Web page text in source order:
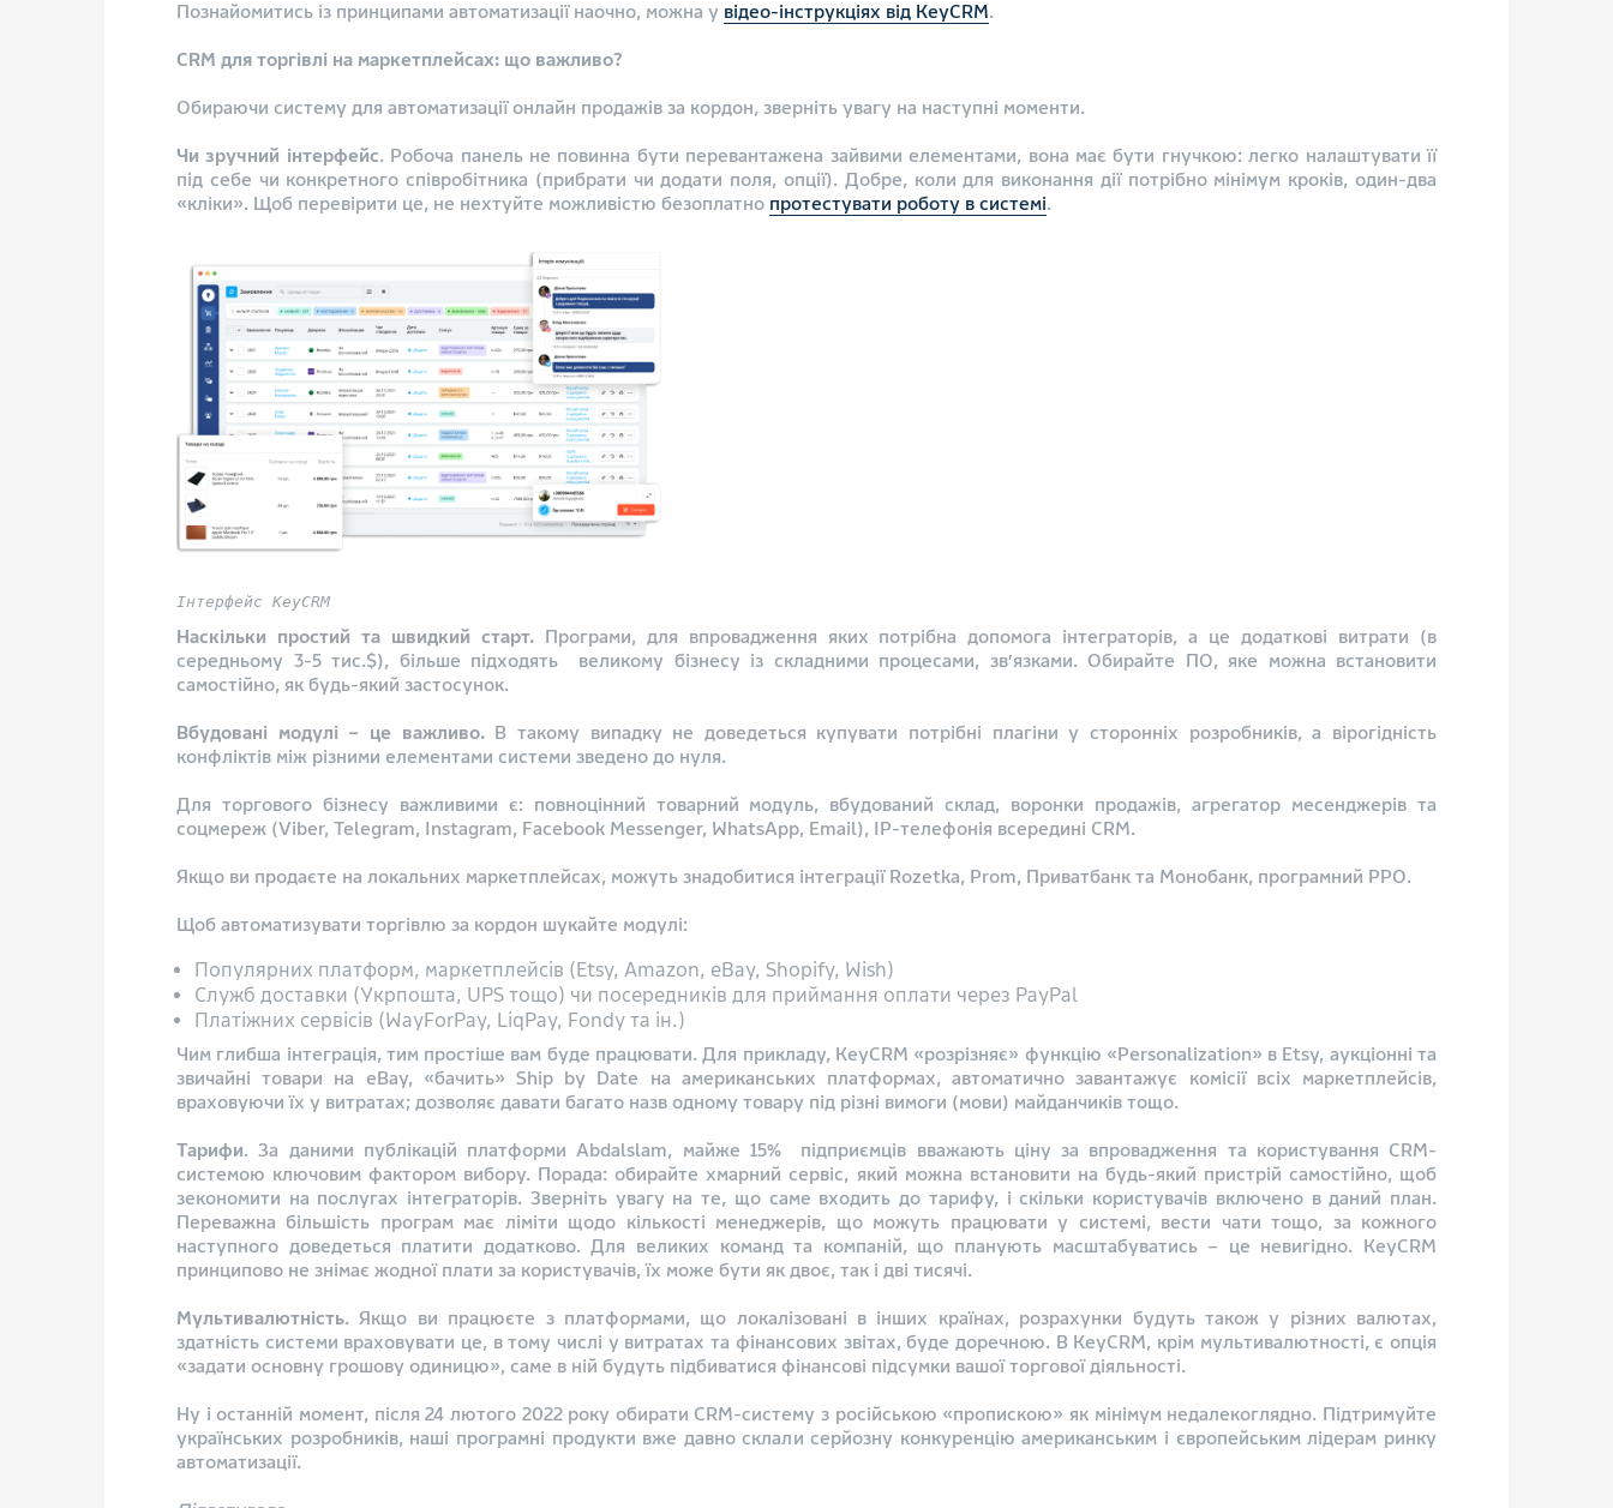
Познайомитись із принципами автоматизації наочно, можна у відео-інструкціях від KeyCRM.
CRM для торгівлі на маркетплейсах: що важливо?
Обираючи систему для автоматизації онлайн продажів за кордон, зверніть увагу на наступні моменти.
Чи зручний інтерфейс. Робоча панель не повинна бути перевантажена зайвими елементами, вона має бути гнучкою: легко налаштувати її
під себе чи конкретного співробітника (прибрати чи додати поля, опції). Добре, коли для виконання дії потрібно мінімум кроків, один-два
«кліки». Щоб перевірити це, не нехтуйте можливістю безоплатно протестувати роботу в системі.
Інтерфейс KeyCRM
Наскільки простий та швидкий старт.Програми, для впровадження яких потрібна допомога інтеграторів, а це додаткові витрати (в
середньому 3-5 тис.$), більше підходять великому бізнесу із складними процесами, зв’язками. Обирайте ПО, яке можна встановити
самостійно, як будь-який застосунок.
Вбудовані модулі – це важливо. В такому випадку не доведеться купувати потрібні плагіни у сторонніх розробників, а вірогідність
конфліктів між різними елементами системи зведено до нуля.
Для торгового бізнесу важливими є: повноцінний товарний модуль, вбудований склад, воронки продажів, агрегатор месенджерів та
соцмереж (Viber, Telegram, Instagram, Facebook Messenger, WhatsApp, Email), IP-телефонія всередині CRM.
Якщо ви продаєте на локальних маркетплейсах, можуть знадобитися інтеграції Rozetka, Prom, Приватбанк та Монобанк, програмний РРО.
Щоб автоматизувати торгівлю за кордон шукайте модулі:
Популярних платформ, маркетплейсів (Etsy, Amazon, eBay, Shopify, Wish)
Служб доставки (Укрпошта, UPS тощо) чи посередників для приймання оплати через PayPal
Платіжних сервісів (WayForPay, LiqPay, Fondy та ін.)
Чим глибша інтеграція, тим простіше вам буде працювати. Для прикладу, КeyCRM «розрізняє» функцію «Personalization» в Etsy, аукціонні та
звичайні товари на eBay, «бачить» Ship by Date на американських платформах, автоматично завантажує комісії всіх маркетплейсів,
враховуючи їх у витратах; дозволяє давати багато назв одному товару під різні вимоги (мови) майданчиків тощо.
Тарифи. За даними публікацій платформи Abdalslam, майже 15% підприємців вважають ціну за впровадження та користування CRM-
системою ключовим фактором вибору. Порада: обирайте хмарний сервіс, який можна встановити на будь-який пристрій самостійно, щоб
зекономити на послугах інтеграторів. Зверніть увагу на те, що саме входить до тарифу, і скільки користувачів включено в даний план.
Переважна більшість програм має ліміти щодо кількості менеджерів, що можуть працювати у системі, вести чати тощо, за кожного
наступного доведеться платити додатково. Для великих команд та компаній, що планують масштабуватись – це невигідно. KeyCRM
принципово не знімає жодної плати за користувачів, їх може бути як двоє, так і дві тисячі.
Мультивалютність. Якщо ви працюєте з платформами, що локалізовані в інших країнах, розрахунки будуть також у різних валютах,
здатність системи враховувати це, в тому числі у витратах та фінансових звітах, буде доречною. В KeyCRM, крім мультивалютності, є опція
«задати основну грошову одиницю», саме в ній будуть підбиватися фінансові підсумки вашої торгової діяльності.
Ну і останній момент, після 24 лютого 2022 року обирати CRM-систему з російською «пропискою» як мінімум недалекоглядно. Підтримуйте
українських розробників, наші програмні продукти вже давно склали серйозну конкуренцію американським і європейським лідерам ринку
автоматизації.